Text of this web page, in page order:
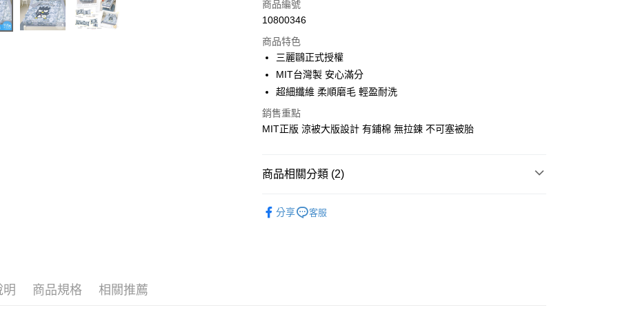
LINE Pay
Apple Pay
悠遊付
ATM付款
商品編號
10800346
商品特色
三麗鷗正式授權
MIT台灣製 安心滿分
超細纖維 柔順磨毛 輕盈耐洗
銷售重點
MIT正版 涼被大版設計 有鋪棉 無拉鍊 不可塞被胎
商品相關分類 (2)
分享 客服
明 商品規格 相關推薦